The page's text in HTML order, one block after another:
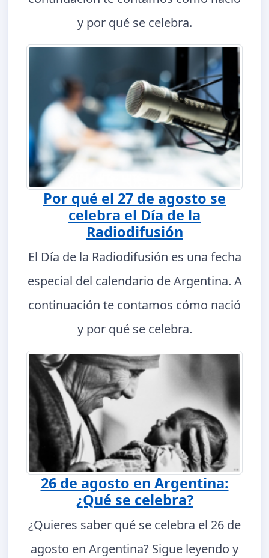
y por qué se celebra.
Por qué el 27 de agosto se
celebra el Día de la
Radiodifusión
El Día de la Radiodifusión es una fecha
especial del calendario de Argentina. A
continuación te contamos cómo nació
y por qué se celebra.
26 de agosto en Argentina:
¿Qué se celebra?
¿Quieres saber qué se celebra el 26 de
agosto en Argentina? Sigue leyendo y